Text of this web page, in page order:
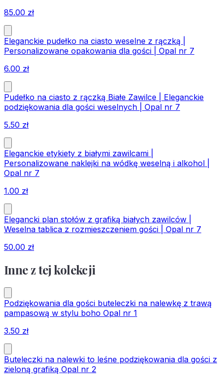
85.00 zł
Eleganckie pudełko na ciasto weselne z rączką |
Personalizowane opakowania dla gości | Opal nr 7
6.00 zł
Pudełko na ciasto z rączką Białe Zawilce | Eleganckie
podziękowania dla gości weselnych | Opal nr 7
5.50 zł
Eleganckie etykiety z białymi zawilcami |
Personalizowane naklejki na wódkę weselną i alkohol |
Opal nr 7
1.00 zł
Elegancki plan stołów z grafiką białych zawilców |
Weselna tablica z rozmieszczeniem gości | Opal nr 7
50.00 zł
Inne z tej kolekcji
Podziękowania dla gości buteleczki na nalewkę z trawą
pampasową w stylu boho Opal nr 1
3.50 zł
Buteleczki na nalewki to leśne podziękowania dla gości z
zieloną grafiką Opal nr 2